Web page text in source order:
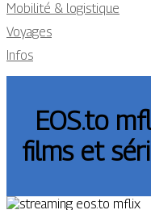
Mobilité & logistique
Voyages
Infos
EOS.to
films et